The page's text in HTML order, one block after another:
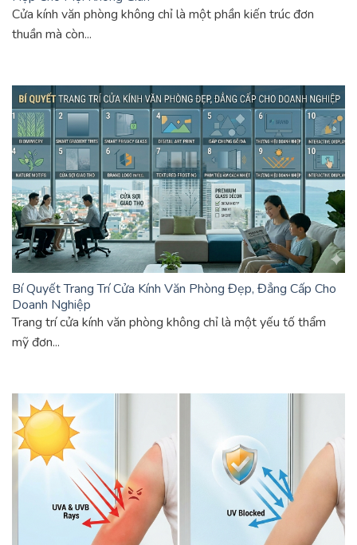
Cửa kính văn phòng không chỉ là một phần kiến trúc đơn
thuần mà còn...
Bí Quyết Trang Trí Cửa Kính Văn Phòng Đẹp, Đẳng Cấp Cho
Doanh Nghiệp
Trang trí cửa kính văn phòng không chỉ là một yếu tố thẩm
mỹ đơn...